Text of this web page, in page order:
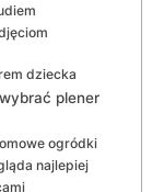
dziecka
plener
ogródki
najlepiej